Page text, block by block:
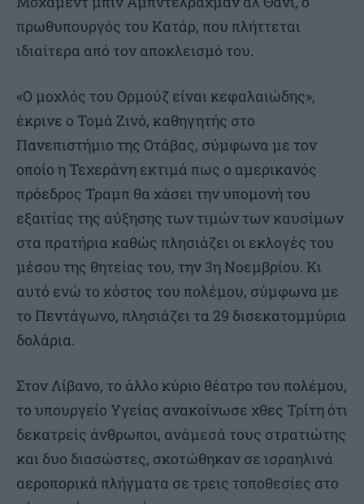
πρωθυπουργός του Κατάρ, που πλήττεται
ιδιαίτερα από τον αποκλεισμό του.
«Ο μοχλός του Ορμούζ είναι κεφαλαιώδης»,
έκρινε ο Τομά Ζινό, καθηγητής στο
Πανεπιστήμιο της Οτάβας, σύμφωνα με τον
οποίο η Τεχεράνη εκτιμά πως ο αμερικανός
πρόεδρος Τραμπ θα χάσει την υπομονή του
εξαιτίας της αύξησης των τιμών των καυσίμων
στα πρατήρια καθώς πλησιάζει οι εκλογές του
μέσου της θητείας του, την 3η Νοεμβρίου. Κι
αυτό ενώ το κόστος του πολέμου, σύμφωνα με
το Πεντάγωνο, πλησιάζει τα 29 δισεκατομμύρια
δολάρια.
Στον Λίβανο, το άλλο κύριο θέατρο του πολέμου,
το υπουργείο Υγείας ανακοίνωσε χθες Τρίτη ότι
δεκατρείς άνθρωποι, ανάμεσά τους στρατιώτης
και δυο διασώστες, σκοτώθηκαν σε ισραηλινά
αεροπορικά πλήγματα σε τρεις τοποθεσίες στο